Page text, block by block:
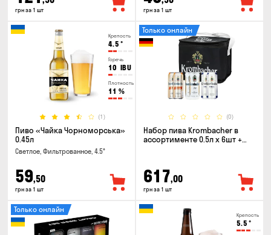
грн за 1 шт грн за 1 шт
Крепость
4.5 °
Горечь
10 IBU
Плотность
11 %
(1)
Пиво «Чайка Чорноморська»
0.45л
Светлое, Фильтрованное, 4.5°
59,50
грн за 1 шт
(0)
Только онлайн
Набор пива Krombacher в
ассортименте 0.5л х 6шт +
617,00
грн за 1 шт
Только онлайн
Крепость
5.5 °